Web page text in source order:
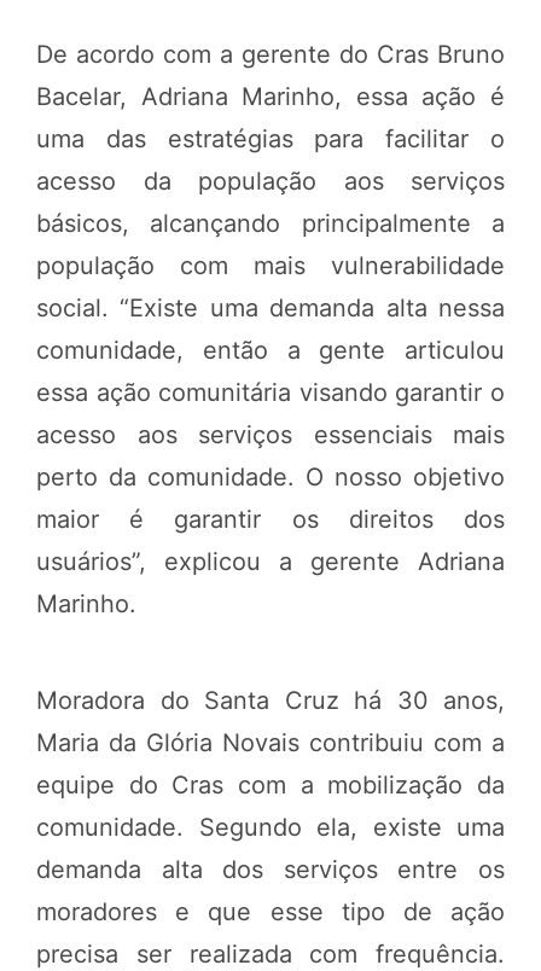
De acordo com a gerente do Cras Bruno
Bacelar, Adriana Marinho, essa ação é
uma das estratégias para facilitar o
acesso da população aos serviços
básicos, alcançando principalmente a
população com mais vulnerabilidade
social. “Existe uma demanda alta nessa
comunidade, então a gente articulou
essa ação comunitária visando garantir o
acesso aos serviços essenciais mais
perto da comunidade. O nosso objetivo
maior é garantir os direitos dos
usuários”, explicou a gerente Adriana
Marinho.
Moradora do Santa Cruz há 30 anos,
Maria da Glória Novais contribuiu com a
equipe do Cras com a mobilização da
comunidade. Segundo ela, existe uma
demanda alta dos serviços entre os
moradores e que esse tipo de ação
precisa ser realizada com frequência.